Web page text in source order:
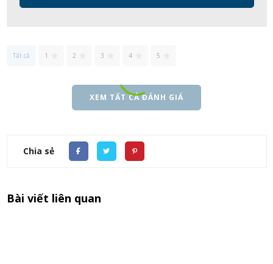
Tất cả 1 2 3 4 5
XEM TẤT CẢ ĐÁNH GIÁ
Chia sẻ
Bài viết liên quan